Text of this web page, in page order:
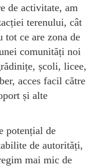
de activitate, am
terenului, cât
tot ce are zona de
comunități noi
școli, licee,
acces facil către
și alte
potențial de
de autorități,
mai mic de